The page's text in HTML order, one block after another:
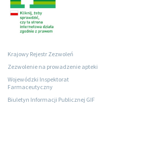
Krajowy Rejestr Zezwoleń
Zezwolenie na prowadzenie apteki
Wojewódzki Inspektorat
Farmaceutyczny
Biuletyn Informacji Publicznej GIF